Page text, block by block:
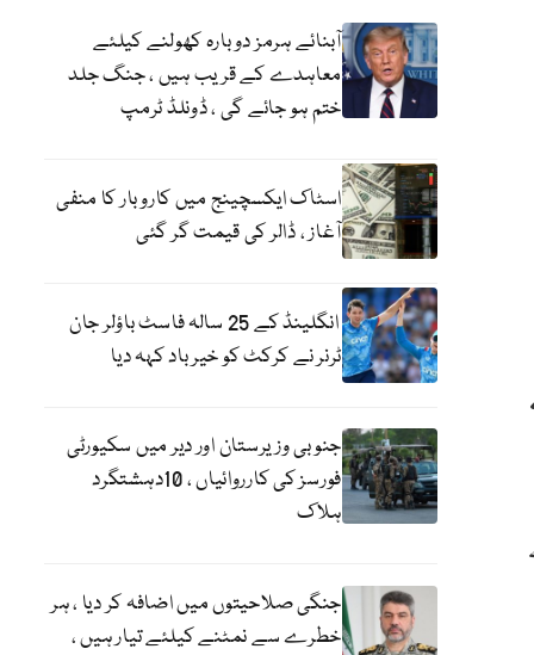
آبنائے ہرمز دوبارہ کھولنے کیلئے
معاہدے کے قریب ہیں ، جنگ جلد
ختم ہو جائے گی ، ڈونلڈ ٹرمپ
اسٹاک ایکسچینج میں کاروبار کا منفی
آغاز ، ڈالر کی قیمت گر گئی
انگلینڈ کے 25 سالہ فاسٹ باؤلر جان
ٹرنر نے کرکٹ کو خیر باد کہہ دیا
جنوبی وزیرستان اور دیر میں سکیورٹی
فورسز کی کارروائیاں ، 10دہشتگرد
ہلاک
جنگی صلاحیتوں میں اضافہ کر دیا ، ہر
خطرے سے نمٹنے کیلئے تیار ہیں ،